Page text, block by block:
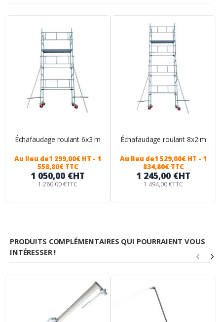
Échafaudage roulant 6x3 m
Au lieu de1 299,00€ HT- 1
558,80€ TTC
1 050,00 €HT
1 260,00 €TTC
Échafaudage roulant 8x2 m
Au lieu de1 529,00€ HT- 1
834,80€ TTC
1 245,00 €HT
1 494,00 €TTC
PRODUITS COMPLÉMENTAIRES QUI POURRAIENT VOUS
INTÉRESSER !